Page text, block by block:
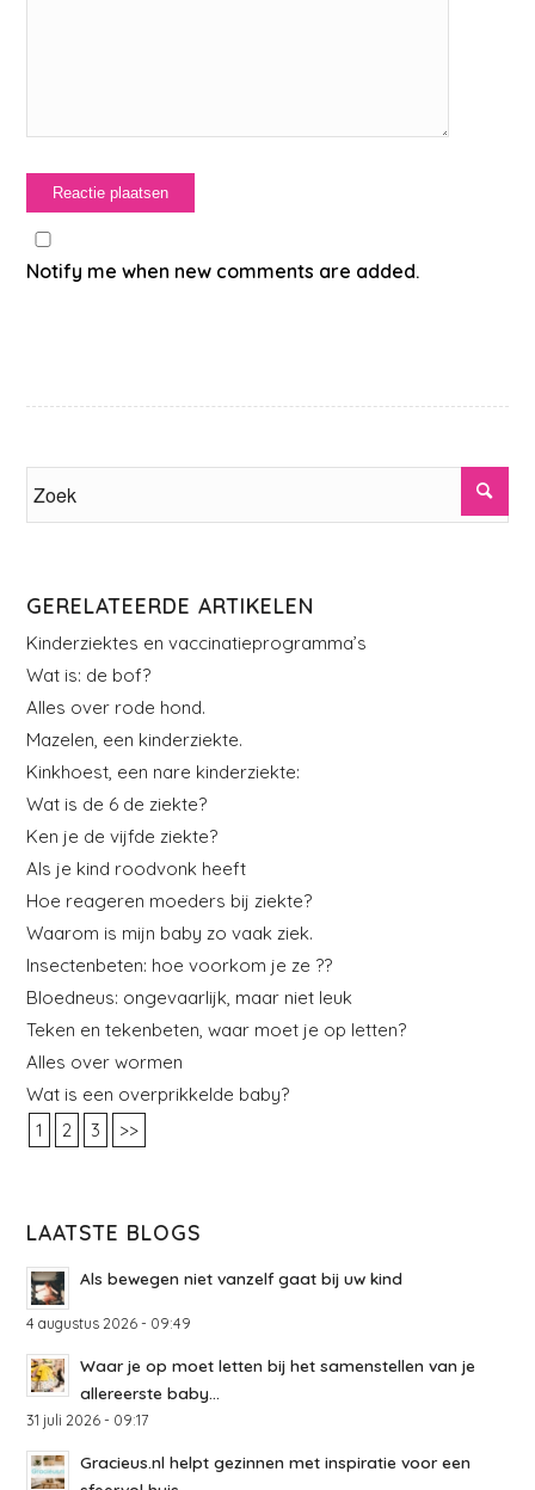
Notify me when new comments are added.
GERELATEERDE ARTIKELEN
Kinderziektes en vaccinatieprogramma’s
Wat is: de bof?
Alles over rode hond.
Mazelen, een kinderziekte.
Kinkhoest, een nare kinderziekte:
Wat is de 6 de ziekte?
Ken je de vijfde ziekte?
Als je kind roodvonk heeft
Hoe reageren moeders bij ziekte?
Waarom is mijn baby zo vaak ziek.
Insectenbeten: hoe voorkom je ze ??
Bloedneus: ongevaarlijk, maar niet leuk
Teken en tekenbeten, waar moet je op letten?
Alles over wormen
Wat is een overprikkelde baby?
1
2 3 >>
LAATSTE BLOGS
Als bewegen niet vanzelf gaat bij uw kind
4 augustus 2026 - 09:49
Waar je op moet letten bij het samenstellen van je
allereerste baby...
31 juli 2026 - 09:17
Gracieus.nl helpt gezinnen met inspiratie voor een